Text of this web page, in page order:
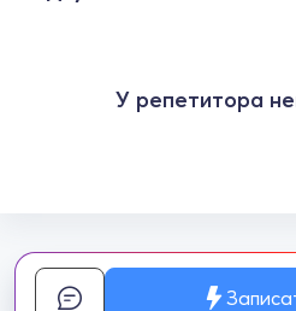
У репетитора